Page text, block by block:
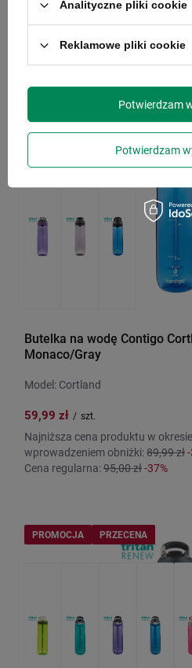
wprowadzeniem obniżki: 109,00 zł
Cena regularna:119,99 zł-50%
PROMOCJA BESTSELLER
Butelka na wodę Contigo
Monaco/Gray
Model: Cortland
59,99 zł / szt.
Najniższa cena produktu w
wprowadzeniem obniżki:89,99 zł
Cena regularna:95,00 zł-37%
PROMOCJA PRZECENA
Analityczne pliki cookie
Reklamowe pliki cookie
Potwierdzam
Potwierdzam